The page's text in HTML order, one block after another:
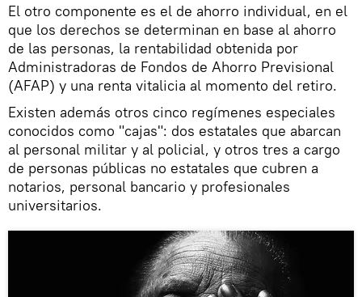
El otro componente es el de ahorro individual, en el
que los derechos se determinan en base al ahorro
de las personas, la rentabilidad obtenida por
Administradoras de Fondos de Ahorro Previsional
(AFAP) y una renta vitalicia al momento del retiro.
Existen además otros cinco regímenes especiales
conocidos como "cajas": dos estatales que abarcan
al personal militar y al policial, y otros tres a cargo
de personas públicas no estatales que cubren a
notarios, personal bancario y profesionales
universitarios.